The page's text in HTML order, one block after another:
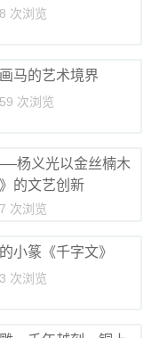
次浏览
马的艺术境界
次浏览
杨义光以金丝楠木
的文艺创新
次浏览
篆《千字文》
次浏览